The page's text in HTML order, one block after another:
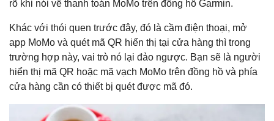
rõ khi nói về thanh toán MoMo trên đồng hồ Garmin.
Khác với thói quen trước đây, đó là cầm điện thoại, mở
app MoMo và quét mã QR hiển thị tại cửa hàng thì trong
trường hợp này, vai trò nó lại đảo ngược. Bạn sẽ là người
hiển thị mã QR hoặc mã vạch MoMo trên đồng hồ và phía
cửa hàng cần có thiết bị quét được mã đó.